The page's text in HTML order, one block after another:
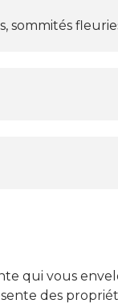
sommités
qui vous
des